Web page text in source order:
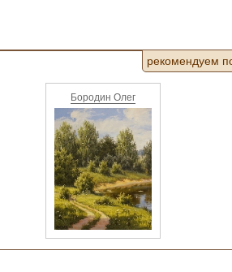
рекомендуем
Бородин Олег